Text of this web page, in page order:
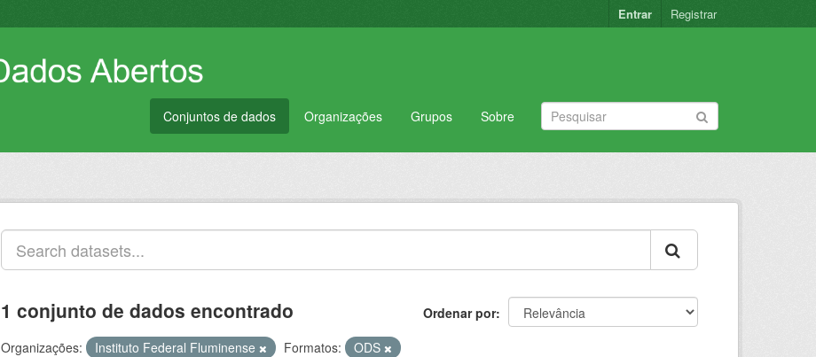
Entrar Registrar
Conjuntos de dados Organizações Grupos Sobre
Ordenar por
1 conjunto de dados encontrado
Organizações: Instituto Federal Fluminense Formatos:
ODS